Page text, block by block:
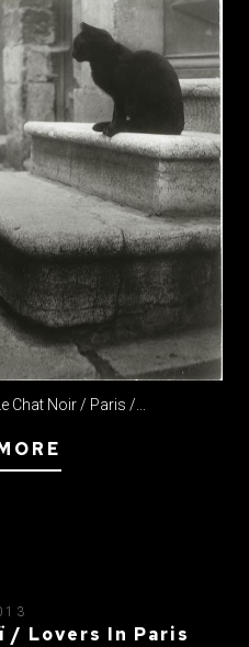
Chat Noir / Paris /...
/ Lovers In Paris